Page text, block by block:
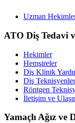
Uzman
ATO Diş Tedavi
Hekimler
Hemşireler
Diş Klinik
Diş
Röntgen
İletişim ve
Yamaçlı Ağız ve